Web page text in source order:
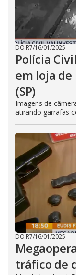
DO R7/16/01/2025
Polícia
em loja de
(SP)
Imagens de
atirando garrafas
DO R7/16/01/2025
tráfico de